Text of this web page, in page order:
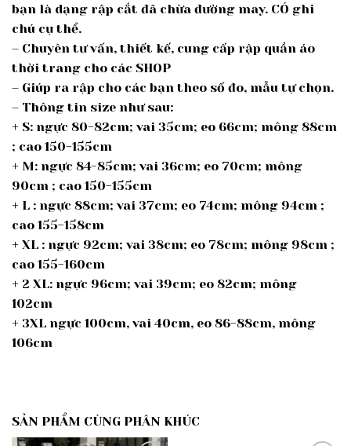
bạn là dạng rập cắt đã chừa đường may. CÓ ghi
chú cụ thể.
– Chuyên tư vấn, thiết kế, cung cấp rập quần áo
thời trang cho các SHOP
– Giúp ra rập cho các bạn theo số đo, mẫu tự chọn.
– Thông tin size như sau:
+ S: ngực 80-82cm; vai 35cm; eo 66cm; mông 88cm
; cao 150-155cm
+ M: ngực 84-85cm; vai 36cm; eo 70cm; mông
90cm ; cao 150-155cm
+ L : ngực 88cm; vai 37cm; eo 74cm; mông 94cm ;
cao 155-158cm
+ XL : ngực 92cm; vai 38cm; eo 78cm; mông 98cm ;
cao 155-160cm
+ 2 XL: ngực 96cm; vai 39cm; eo 82cm; mông
102cm
+ 3XL ngực 100cm, vai 40cm, eo 86-88cm, mông
106cm
SẢN PHẨM CÙNG PHÂN KHÚC